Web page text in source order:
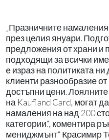
„Празничните
през целия януари.
предложения от храни и
подходящи за всички
е израз на политиката
клиенти разнообразие
достъпни цени.
на Kaufland Card, могат
намаления на над 200
категории.“, коментира
мениджмънт“ Красимир